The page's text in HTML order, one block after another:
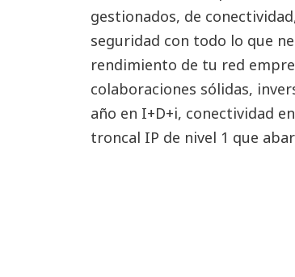
gestionados, de
seguridad con todo lo que
rendimiento de tu red
colaboraciones sólidas,
año en I+D+i, conectividad
troncal IP de nivel 1 que